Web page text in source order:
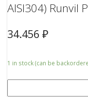
AISI304) Runvil
34.456 ₽
1 in stock (can be